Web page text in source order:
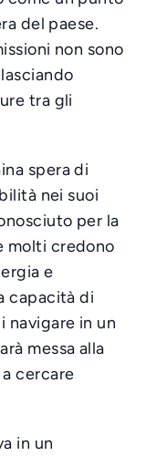
del paese.
non sono
tra gli
spera di
nei suoi
per la
molti credono
e
capacità di
navigare in un
messa alla
cercare
in un